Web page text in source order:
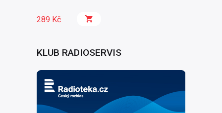
289 Kč
KLUB RADIOSERVIS